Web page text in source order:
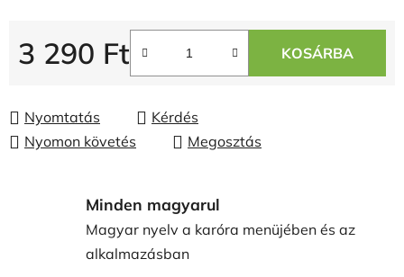
3 290 Ft KOSÁRBA
Nyomtatás
Kérdés
Nyomon követés
Megosztás
Minden magyarul
Magyar nyelv a karóra menüjében és az
alkalmazásban